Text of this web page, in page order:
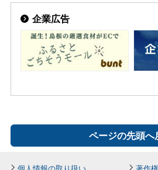
企業広告
ページの先頭へ